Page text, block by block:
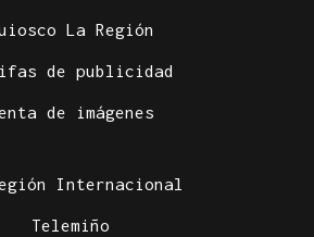
La Región
de publicidad
de imágenes
Internacional
Telemiño